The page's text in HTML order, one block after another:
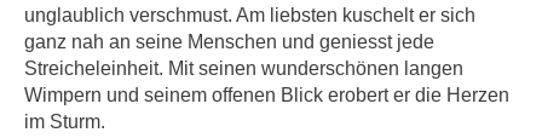
unglaublich verschmust. Am liebsten kuschelt er sich
ganz nah an seine Menschen und geniesst jede
Streicheleinheit. Mit seinen wunderschönen langen
Wimpern und seinem offenen Blick erobert er die Herzen
im Sturm.